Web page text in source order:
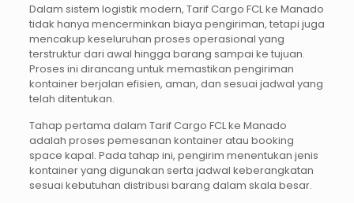
Dalam sistem logistik modern, Tarif Cargo FCL ke Manado
tidak hanya mencerminkan biaya pengiriman, tetapi juga
mencakup keseluruhan proses operasional yang
terstruktur dari awal hingga barang sampai ke tujuan.
Proses ini dirancang untuk memastikan pengiriman
kontainer berjalan efisien, aman, dan sesuai jadwal yang
telah ditentukan.
Tahap pertama dalam Tarif Cargo FCL ke Manado
adalah proses pemesanan kontainer atau booking
space kapal. Pada tahap ini, pengirim menentukan jenis
kontainer yang digunakan serta jadwal keberangkatan
sesuai kebutuhan distribusi barang dalam skala besar.